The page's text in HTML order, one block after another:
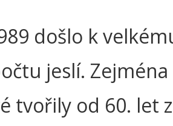
došlo k
jeslí.
tvořily od 60. let